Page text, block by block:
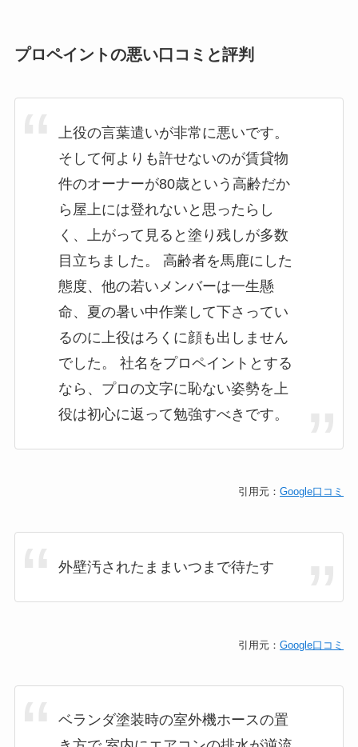
プロペイントの悪い口コミと評判
上役の言葉遣いが非常に悪いです。
そして何よりも許せないのが賃貸物
件のオーナーが80歳という高齢だか
ら屋上には登れないと思ったらし
く、上がって見ると塗り残しが多数
目立ちました。 高齢者を馬鹿にした
態度、他の若いメンバーは一生懸
命、夏の暑い中作業して下さってい
るのに上役はろくに顔も出しません
でした。 社名をプロペイントとする
なら、プロの文字に恥ない姿勢を上
役は初心に返って勉強すべきです。
引用元：Google口コミ
外壁汚されたままいつまで待たす
引用元：Google口コミ
ベランダ塗装時の室外機ホースの置